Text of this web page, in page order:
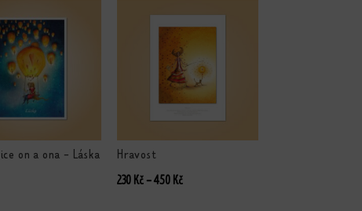
on a ona - Láska Hravost
230 Kč –450 KčRozpětí cen: 230 Kč až 450 Kč